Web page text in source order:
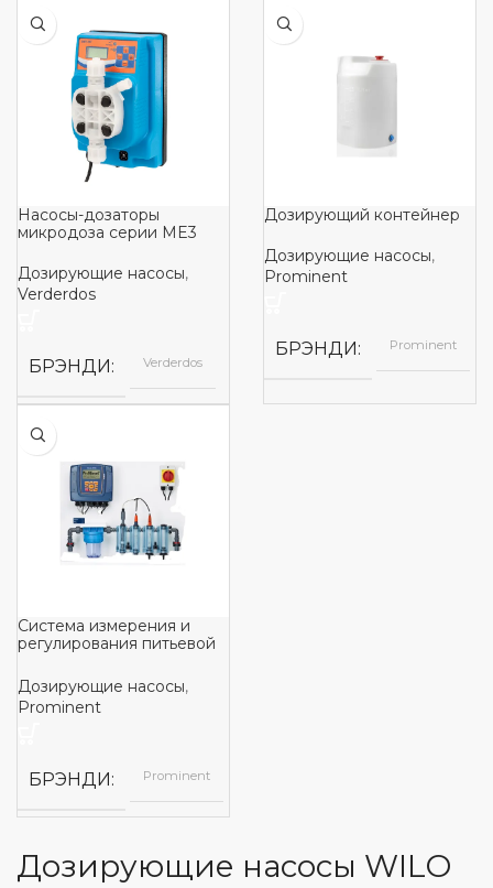
Насосы-дозаторы
микродоза серии ME3
Дозирующие насосы,
Verderdos
БРЭНДИ Verderdos
Дозирующий контейнер
Дозирующие насосы,
Prominent
БРЭНДИ Prominent
Система измерения и
регулирования питьевой
Дозирующие насосы,
Prominent
БРЭНДИ Prominent
Дозирующие насосы WILO